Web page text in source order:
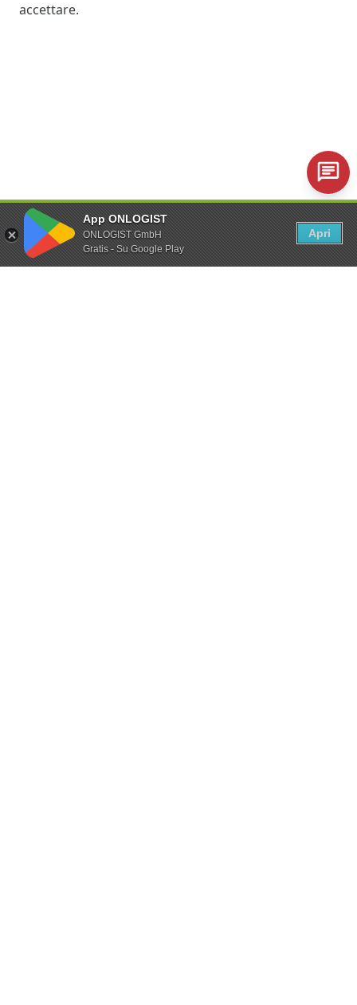
App ONLOGIST
ONLOGIST GmbH
Gratis - Su Google Play
Apri
accettare.
Trasferimento di un veicolo
Il giorno del trasferimento, si ritira il veicolo nel
luogo di partenza. Con l'app si registra il ritiro, si